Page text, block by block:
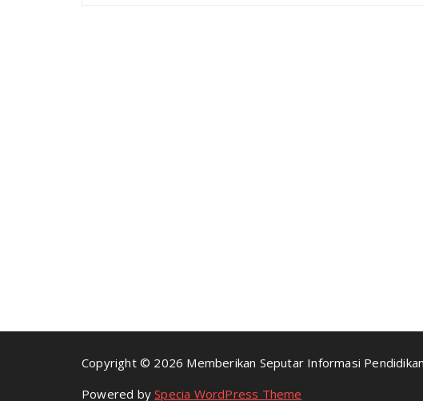
Copyright © 2026 Memberikan Seputar Informasi
Powered bySpecia WordPress Theme